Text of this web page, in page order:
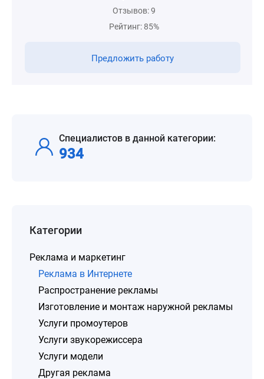
Отзывов: 9
Рейтинг: 85%
Предложить работу
Специалистов в данной категории:
934
Категории
Реклама и маркетинг
Реклама в Интернете
Распространение рекламы
Изготовление и монтаж наружной рекламы
Услуги промоутеров
Услуги звукорежиссера
Услуги модели
Другая реклама